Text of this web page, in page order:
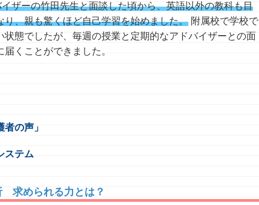
イザーの竹田先生と面談した頃から、英語以外の教科も目
り、親も驚くほど自己学習を始めました。 附属校で学校で
状態でしたが、毎週の授業と定期的なアドバイザーとの面
くことができました。
の声」
ステム
求められる力とは？